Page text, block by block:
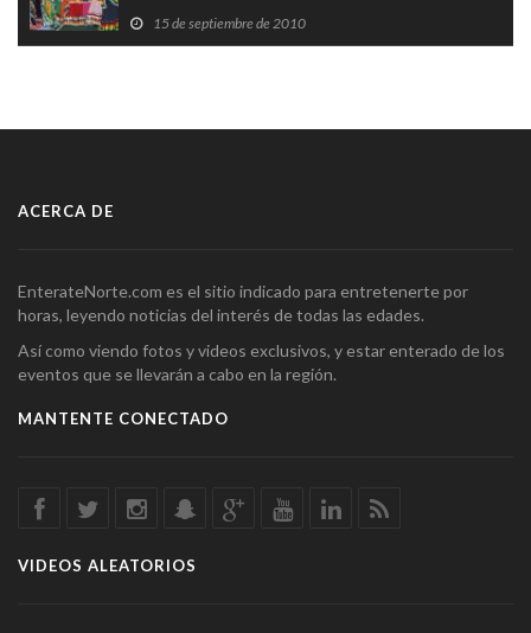
15 de septiembre de 2010
ACERCA DE
EnterateNorte.com es el sitio indicado para entretenerte por
horas, leyendo noticias del interés de todas las edades.
Así como viendo fotos y videos exclusivos, y estar enterado de los
eventos que se llevarán a cabo en la región.
MANTENTE CONECTADO
VIDEOS ALEATORIOS